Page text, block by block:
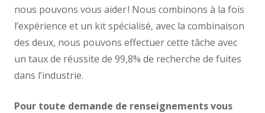
nous pouvons vous aider ! Nous combinons à la fois
l’expérience et un kit spécialisé, avec la combinaison
des deux, nous pouvons effectuer cette tâche avec
un taux de réussite de 99,8% de recherche de fuites
dans l’industrie.
Pour toute demande de renseignements vous